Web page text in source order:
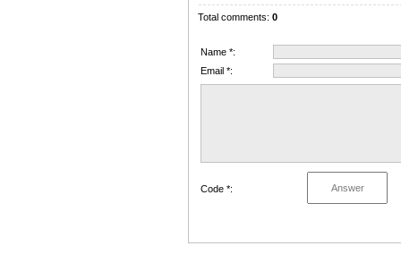
Total comments: 0
Name *:
Email *:
Code *: